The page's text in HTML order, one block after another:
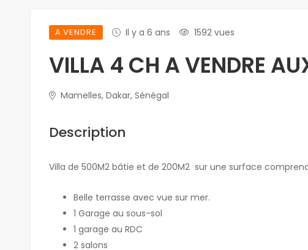
A VENDRE Il y a 6 ans 1592 vues
VILLA 4 CH A VENDRE
Mamelles, Dakar, Sénégal
Description
Villa de 500M2 bâtie et de 200M2 sur une surface
Belle terrasse avec vue sur mer.
1 Garage au sous-sol
1 garage au RDC
2 salons